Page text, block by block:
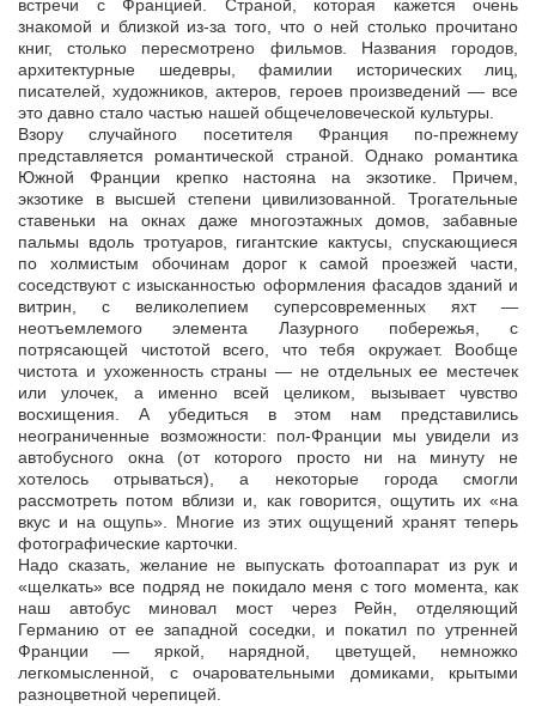
встречи с Францией. Страной, которая кажется очень
знакомой и близкой из-за того, что о ней столько прочитано
книг, столько пересмотрено фильмов. Названия городов,
архитектурные шедевры, фамилии исторических лиц,
писателей, художников, актеров, героев произведений — все
это давно стало частью нашей общечеловеческой культуры.
Взору случайного посетителя Франция по-прежнему
представляется романтической страной. Однако романтика
Южной Франции крепко настояна на экзотике. Причем,
экзотике в высшей степени цивилизованной. Трогательные
ставеньки на окнах даже многоэтажных домов, забавные
пальмы вдоль тротуаров, гигантские кактусы, спускающиеся
по холмистым обочинам дорог к самой проезжей части,
соседствуют с изысканностью оформления фасадов зданий и
витрин, с великолепием суперсовременных яхт —
неотъемлемого элемента Лазурного побережья, с
потрясающей чистотой всего, что тебя окружает. Вообще
чистота и ухоженность страны — не отдельных ее местечек
или улочек, а именно всей целиком, вызывает чувство
восхищения. А убедиться в этом нам представились
неограниченные возможности: пол-Франции мы увидели из
автобусного окна (от которого просто ни на минуту не
хотелось отрываться), а некоторые города смогли
рассмотреть потом вблизи и, как говорится, ощутить их «на
вкус и на ощупь». Многие из этих ощущений хранят теперь
фотографические карточки.
Надо сказать, желание не выпускать фотоаппарат из рук и
«щелкать» все подряд не покидало меня с того момента, как
наш автобус миновал мост через Рейн, отделяющий
Германию от ее западной соседки, и покатил по утренней
Франции — яркой, нарядной, цветущей, немножко
легкомысленной, с очаровательными домиками, крытыми
разноцветной черепицей.